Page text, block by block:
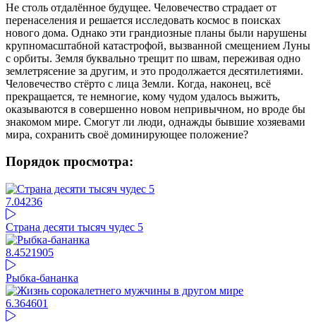
Не столь отдалённое будущее. Человечество страдает от
перенаселения и решается исследовать космос в поисках
нового дома. Однако эти грандиозные планы были нарушены
крупномасштабной катастрофой, вызванной смещением Луны
с орбиты. Земля буквально трещит по швам, переживая одно
землетрясение за другим, и это продолжается десятилетиями.
Человечество стёрто с лица Земли. Когда, наконец, всё
прекращается, те немногие, кому чудом удалось выжить,
оказываются в совершенно новом непривычном, но вроде бы
знакомом мире. Смогут ли люди, однажды бывшие хозяевами
мира, сохранить своё доминирующее положение?
Порядок просмотра:
7.04236
Страна десяти тысяч чудес 5
8.4521905
Рыбка-бананка
6.364601